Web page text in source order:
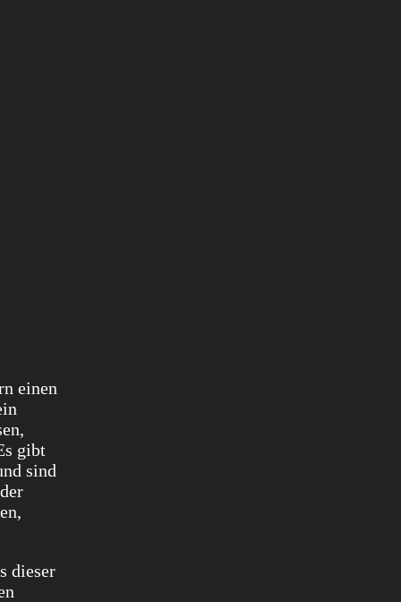
einen
gibt
sind
dieser